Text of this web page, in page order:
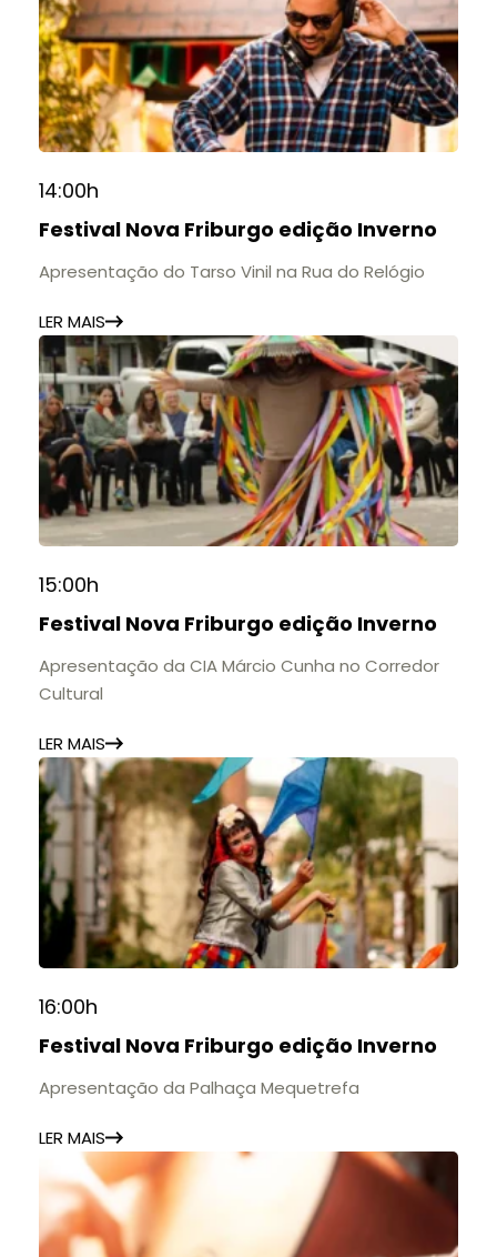
14:00h
Festival Nova Friburgo edição Inverno
Apresentação do Tarso Vinil na Rua do Relógio
LER MAIS
15:00h
Festival Nova Friburgo edição Inverno
Apresentação da CIA Márcio Cunha no Corredor
Cultural
LER MAIS
16:00h
Festival Nova Friburgo edição Inverno
Apresentação da Palhaça Mequetrefa
LER MAIS